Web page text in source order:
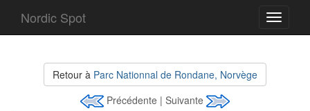
Toggle
Nordic Spot
Retour à Parc Nationnal de Rondane, Norvège
Précédente | Suivante